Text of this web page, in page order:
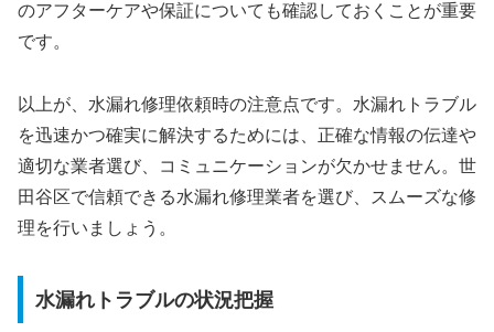
のアフターケアや保証についても確認しておくことが重要
です。
以上が、水漏れ修理依頼時の注意点です。水漏れトラブル
を迅速かつ確実に解決するためには、正確な情報の伝達や
適切な業者選び、コミュニケーションが欠かせません。世
田谷区で信頼できる水漏れ修理業者を選び、スムーズな修
理を行いましょう。
水漏れトラブルの状況把握